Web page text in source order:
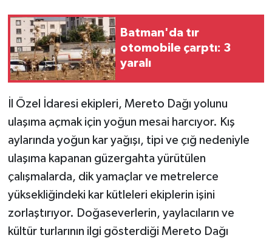
Batman'da tır
otomobile çarptı: 3
yaralı
İl Özel İdaresi ekipleri, Mereto Dağı yolunu
ulaşıma açmak için yoğun mesai harcıyor. Kış
aylarında yoğun kar yağışı, tipi ve çığ nedeniyle
ulaşıma kapanan güzergahta yürütülen
çalışmalarda, dik yamaçlar ve metrelerce
yüksekliğindeki kar kütleleri ekiplerin işini
zorlaştırıyor. Doğaseverlerin, yaylacıların ve
kültür turlarının ilgi gösterdiği Mereto Dağı